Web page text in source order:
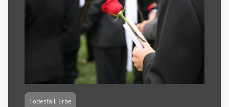
Todesfall, Erbe